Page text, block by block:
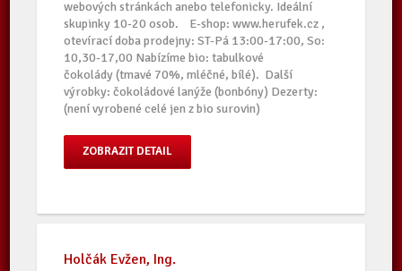
webových stránkách anebo telefonicky. Ideální
skupinky 10-20 osob. E-shop: www.herufek.cz ,
otevírací doba prodejny: ST-Pá 13:00-17:00, So:
10,30-17,00 Nabízíme bio: tabulkové
čokolády (tmavé 70%, mléčné, bílé). Další
výrobky: čokoládové lanýže (bonbóny) Dezerty:
(není vyrobené celé jen z bio surovin)
ZOBRAZIT DETAIL
Holčák Evžen, Ing.